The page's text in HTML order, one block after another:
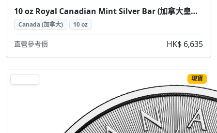
10 oz Royal Canadian Mint Silver Bar (加拿大皇家鑄幣廠銀條 10盎司)
Canada (加拿大) 10 oz
直營參考價 HK$ 6,635
現貨